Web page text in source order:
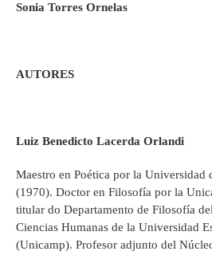
Sonia Torres Ornelas
AUTORES
Luiz Benedicto Lacerda Orlandi
Maestro en Poética por la Universidad
(1970). Doctor en Filosofía por la
titular do Departamento de Filosofía
Ciencias Humanas de la Universidad
(Unicamp). Profesor adjunto del